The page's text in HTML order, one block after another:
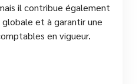
il contribue également
et à garantir une
en vigueur.